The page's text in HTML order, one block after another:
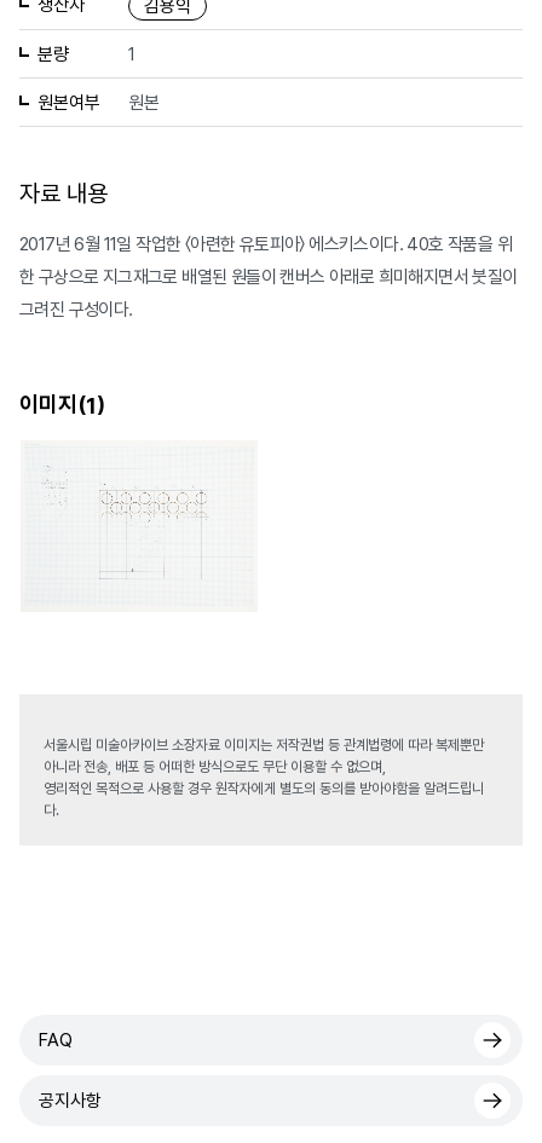
생산자 김용익
분량 1
원본여부 원본
자료 내용
2017년 6월 11일 작업한 〈아련한 유토피아〉 에스키스이다. 40호 작품을 위
한 구상으로 지그재그로 배열된 원들이 캔버스 아래로 희미해지면서 붓질이
그려진 구성이다.
이미지(1)
서울시립 미술아카이브 소장자료 이미지는 저작권법 등 관계법령에 따라 복제뿐만
아니라 전송, 배포 등 어떠한 방식으로도 무단 이용할 수 없으며,
영리적인 목적으로 사용할 경우 원작자에게 별도의 동의를 받아야함을 알려드립니
다.
FAQ
공지사항